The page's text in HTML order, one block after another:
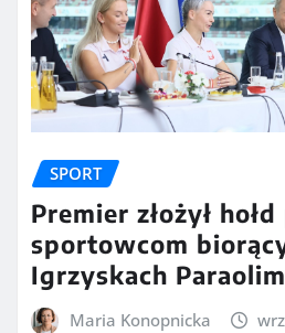
SPORT
Premier złożył
sportowcom
Igrzyskach
Maria Konopnicka